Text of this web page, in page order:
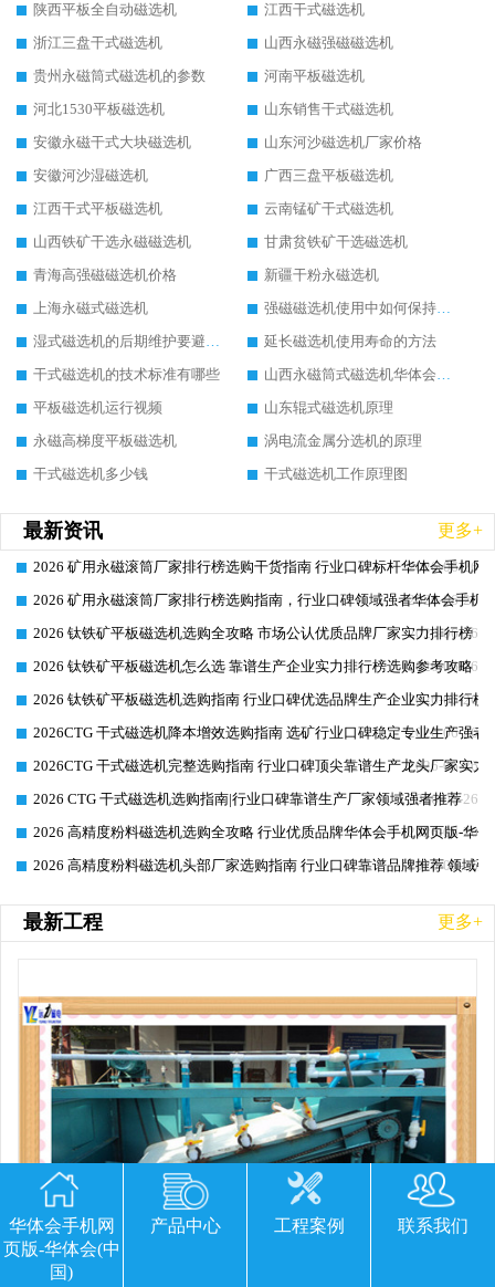
陕西平板全自动磁选机
江西干式磁选机
浙江三盘干式磁选机
山西永磁强磁磁选机
贵州永磁筒式磁选机的参数
河南平板磁选机
河北1530平板磁选机
山东销售干式磁选机
安徽永磁干式大块磁选机
山东河沙磁选机厂家价格
安徽河沙湿磁选机
广西三盘平板磁选机
江西干式平板磁选机
云南锰矿干式磁选机
山西铁矿干选永磁磁选机
甘肃贫铁矿干选磁选机
青海高强磁磁选机价格
新疆干粉永磁选机
上海永磁式磁选机
强磁磁选机使用中如何保持其顺畅运行
湿式磁选机的后期维护要避开哪些坑
延长磁选机使用寿命的方法
干式磁选机的技术标准有哪些
山西永磁筒式磁选机华体会手机网页版-华体会(中国)
平板磁选机运行视频
山东辊式磁选机原理
永磁高梯度平板磁选机
涡电流金属分选机的原理
干式磁选机多少钱
干式磁选机工作原理图
最新资讯 更多+
2026-06-26
2026 矿用永磁滚筒厂家排行榜选购干货指南 行业口碑标杆华体会手机网
2026-06-26
2026 矿用永磁滚筒厂家排行榜选购指南，行业口碑领域强者华体会手机
2026-06-26
2026 钛铁矿平板磁选机选购全攻略 市场公认优质品牌厂家实力排行榜
2026-06-26
2026 钛铁矿平板磁选机怎么选 靠谱生产企业实力排行榜选购参考攻略
2026-06-26
2026 钛铁矿平板磁选机选购指南 行业口碑优选品牌生产企业实力排行榜
2026-06-26
2026CTG 干式磁选机降本增效选购指南 选矿行业口碑稳定专业生产强者
2026-06-26
2026CTG 干式磁选机完整选购指南 行业口碑顶尖靠谱生产龙头厂家实力
2026-06-26
2026 CTG 干式磁选机选购指南|行业口碑靠谱生产厂家领域强者推荐
2026-06-26
2026 高精度粉料磁选机选购全攻略 行业优质品牌华体会手机网页版-华
2026-06-26
2026 高精度粉料磁选机头部厂家选购指南 行业口碑靠谱品牌推荐 领域
最新工程 更多+
华体会手机网
页版-华体会(中
国)
产品中心 工程案例 联系我们